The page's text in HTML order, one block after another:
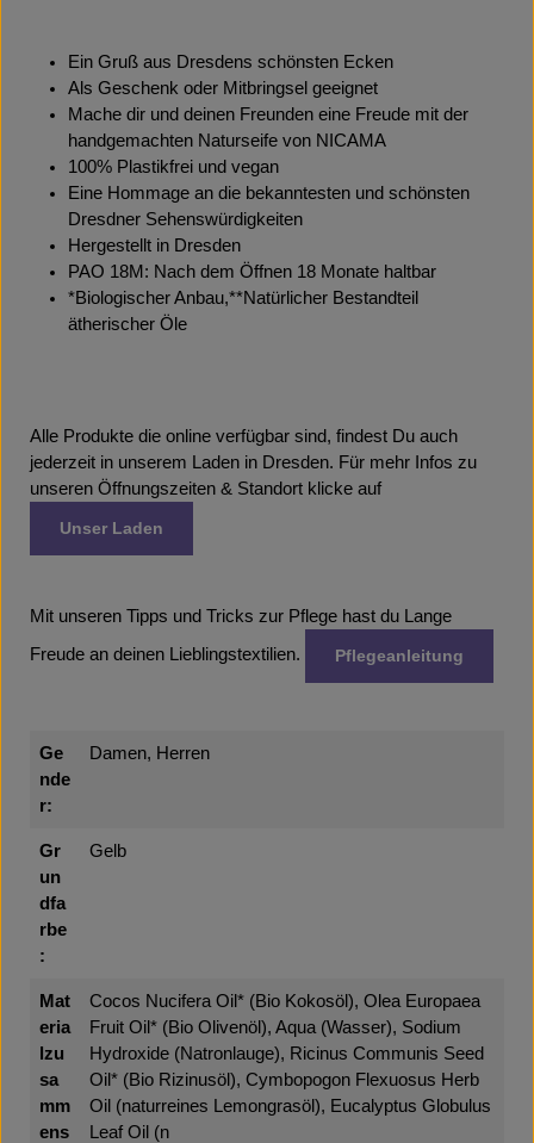
Ein Gruß aus Dresdens schönsten Ecken
Als Geschenk oder Mitbringsel geeignet
Mache dir und deinen Freunden eine Freude mit der
handgemachten Naturseife von NICAMA
100% Plastikfrei und vegan
Eine Hommage an die bekanntesten und schönsten
Dresdner Sehenswürdigkeiten
Hergestellt in Dresden
PAO 18M: Nach dem Öffnen 18 Monate haltbar
*Biologischer Anbau,**Natürlicher Bestandteil
ätherischer Öle
Alle Produkte die online verfügbar sind, findest Du auch
jederzeit in unserem Laden in Dresden. Für mehr Infos zu
unseren Öffnungszeiten & Standort klicke auf
Unser Laden
Mit unseren Tipps und Tricks zur Pflege hast du Lange
Freude an deinen Lieblingstextilien. Pflegeanleitung
Ge
nde
r:
Damen, Herren
Gr
un
dfa
rbe
:
Gelb
Mat
eria
lzu
sa
mm
ens
Cocos Nucifera Oil* (Bio Kokosöl), Olea Europaea
Fruit Oil* (Bio Olivenöl), Aqua (Wasser), Sodium
Hydroxide (Natronlauge), Ricinus Communis Seed
Oil* (Bio Rizinusöl), Cymbopogon Flexuosus Herb
Oil (naturreines Lemongrasöl), Eucalyptus Globulus
Leaf Oil (n